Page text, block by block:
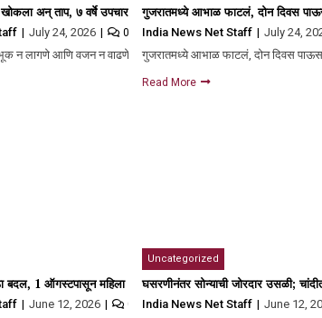
नाशिकमध्ये हाहा:कार
अन् ताप, ७ वर्षे उपचार घेतले, तरीही काहीच फायदा होईना; सीटी
July 24, 2026 0
न लागणे आणि वजन न वाढणे…
गुजरातमध्ये आभाळ फाटलं, दोन दिवस
India News Net Staff July 24,
गुजरातमध्ये आभाळ फाटलं, दोन दिवस
Read More
5 लाखांची मागितली होती खंडणी
बदल, 1 ऑगस्टपासून महिला आणि ज्येष्ठ नागरिकांना NCMC स्मार्ट कार्ड
June 12, 2026 0
Uncategorized
घसरणीनंतर सोन्याची जोरदार उसळी;
India News Net Staff June 12,